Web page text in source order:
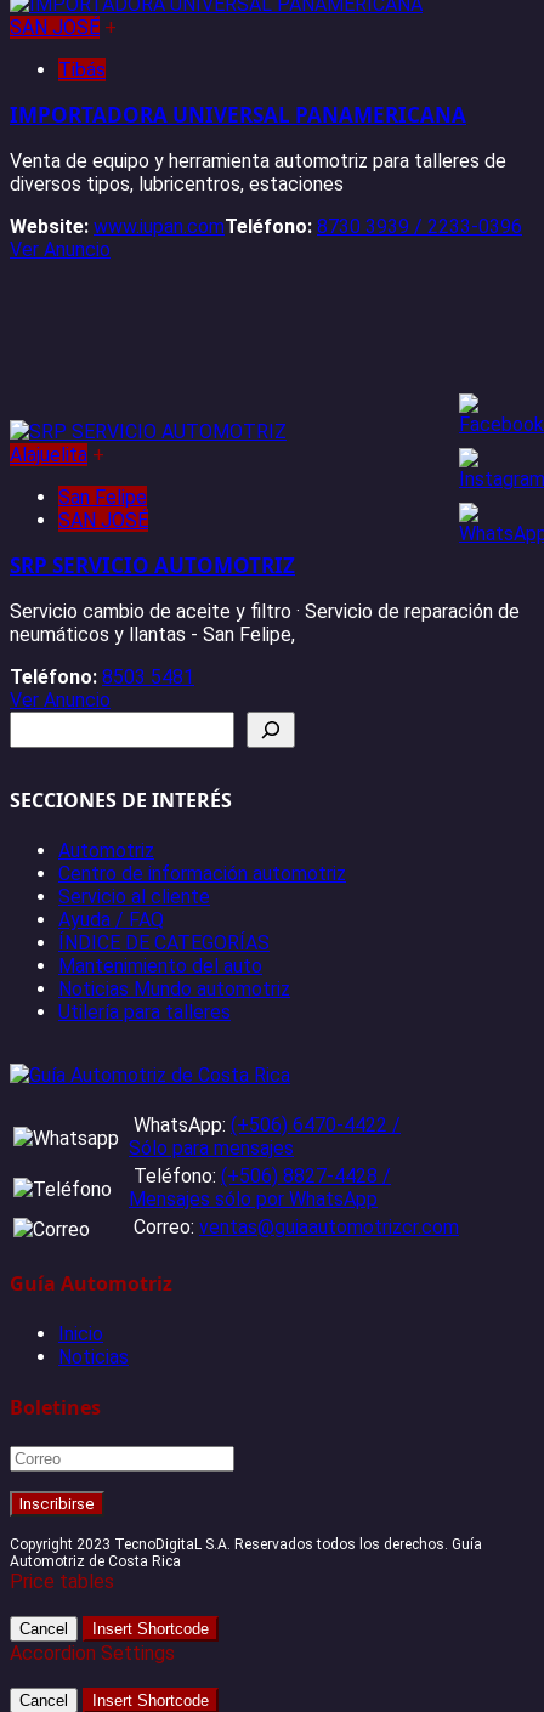
SAN JOSÉ +
Tibás
IMPORTADORA UNIVERSAL PANAMERICANA
Venta de equipo y herramienta automotriz para talleres de
diversos tipos, lubricentros, estaciones
Website: www.iupan.comTeléfono: 8730 3939 / 2233-0396
Ver Anuncio
Alajuelita +
San Felipe
SAN JOSÉ
SRP SERVICIO AUTOMOTRIZ
Servicio cambio de aceite y filtro · Servicio de reparación de
neumáticos y llantas - San Felipe,
Teléfono: 8503 5481
Ver Anuncio
SECCIONES DE INTERÉS
Automotriz
Centro de información automotriz
Servicio al cliente
Ayuda / FAQ
ÍNDICE DE CATEGORÍAS
Mantenimiento del auto
Noticias Mundo automotriz
Utilería para talleres
WhatsApp: (+506) 6470-4422 /
Sólo para mensajes
Teléfono: (+506) 8827-4428 /
Mensajes sólo por WhatsApp
Correo: ventas@guiaautomotrizcr.com
Guía Automotriz
Inicio
Noticias
Boletines
Copyright 2023 TecnoDigitaL S.A. Reservados todos los derechos. Guía
Automotriz de Costa Rica
Price tables
Cancel Insert Shortcode
Accordion Settings
Cancel Insert Shortcode